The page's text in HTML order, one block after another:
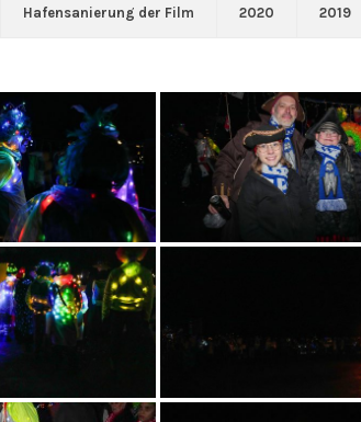
Hafensanierung der Film 2020 2019